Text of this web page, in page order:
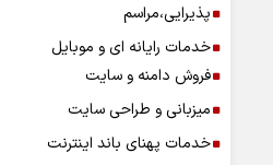
پذیرایی،مراسم
خدمات رایانه ای و موبایل
فروش دامنه و سایت
میزبانی و طراحی سایت
خدمات پهنای باند اینترنت